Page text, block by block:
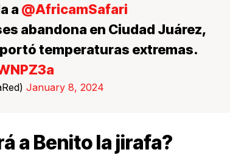
a @AfricamSafari
abandona en Ciudad Juárez,
temperaturas extremas.
January 8, 2024
a Benito la jirafa?